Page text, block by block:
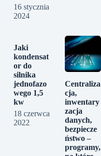
16 stycznia
2024
Jaki
kondensat
or do
silnika
jednofazo
wego 1,5
kw
18 czerwca
2022
Centraliza
cja,
inwentary
zacja
danych,
bezpiecze
ństwo –
programy,